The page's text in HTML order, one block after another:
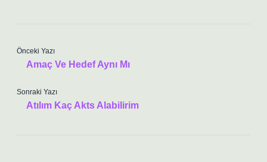
Önceki Yazı
Amaç Ve Hedef Aynı Mı
Sonraki Yazı
Atılım Kaç Akts Alabilirim